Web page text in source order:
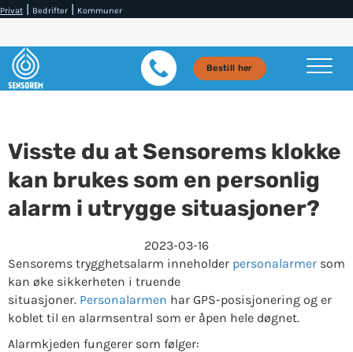
Privat | Bedrifter | Kommuner
Bestill her
Visste du at Sensorems klokke
kan brukes som en personlig
alarm i utrygge situasjoner?
2023-03-16
Sensorems trygghetsalarm inneholder personalarmersom
kan øke sikkerheten i truende
situasjoner. Personalarmen har GPS-posisjonering og er
koblet til en alarmsentral som er åpen hele døgnet.
Alarmkjeden fungerer som følger: